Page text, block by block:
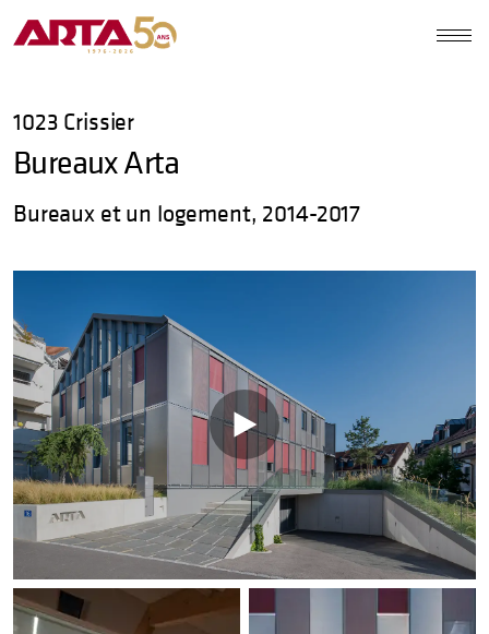
1023 Crissier
Bureaux Arta
Bureaux et un logement, 2014-2017